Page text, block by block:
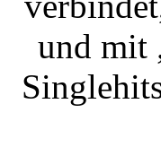
und mit